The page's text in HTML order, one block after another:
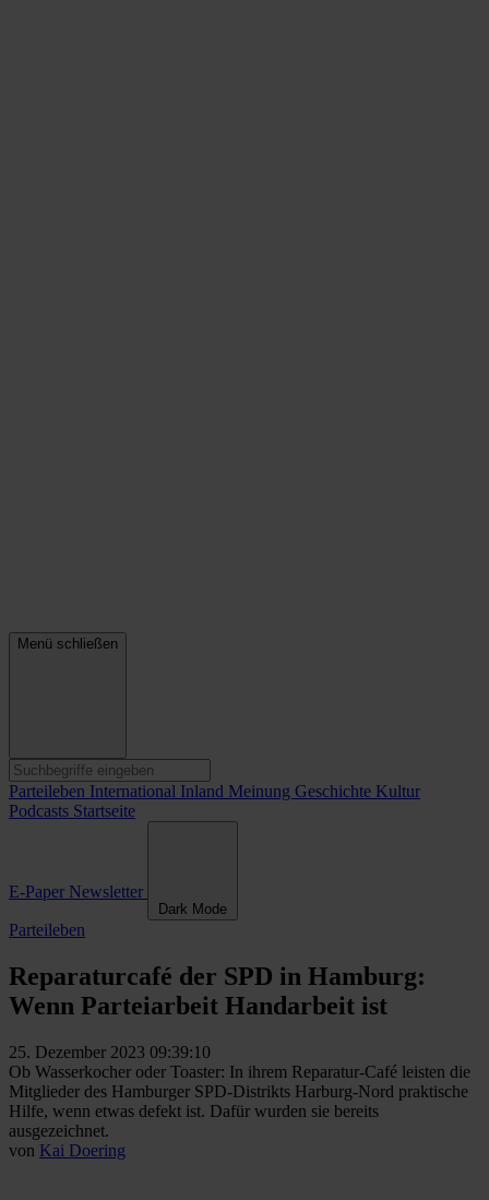
Menü schließen
Parteileben International Inland Meinung Geschichte Kultur
Podcasts Startseite
E-Paper Newsletter
Dark Mode
Parteileben
Reparaturcafé der SPD in Hamburg:
Wenn Parteiarbeit Handarbeit ist
25. Dezember 2023 09:39:10
Ob Wasserkocher oder Toaster: In ihrem Reparatur-Café leisten die
Mitglieder des Hamburger SPD-Distrikts Harburg-Nord praktische
Hilfe, wenn etwas defekt ist. Dafür wurden sie bereits
ausgezeichnet.
von Kai Doering